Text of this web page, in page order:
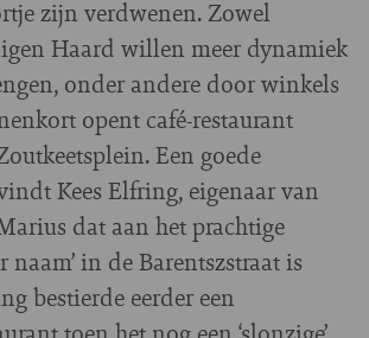
zijn verdwenen. Zowel
Haard willen meer dynamiek
onder andere door winkels
opent café-restaurant
Een goede
Kees Elfring, eigenaar van
dat aan het prachtige
naam’ in de Barentszstraat is
bestierde eerder een